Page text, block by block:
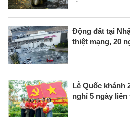
Động đất tại
thiệt mạng, 20
Lễ Quốc
nghỉ 5 ngày liên